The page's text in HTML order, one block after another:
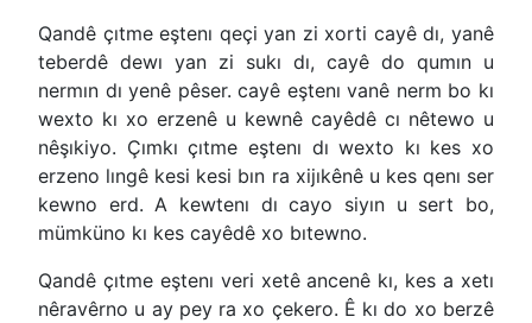
Qandê çıtme eştenı qeçi yan zi xorti cayê dı, yanê
teberdê dewı yan zi sukı dı, cayê do qumın u
nermın dı yenê pêser. cayê eştenı vanê nerm bo kı
wexto kı xo erzenê u kewnê cayêdê cı nêtewo u
nêşıkiyo. Çımkı çıtme eştenı dı wexto kı kes xo
erzeno lıngê kesi kesi bın ra xijıkênê u kes qenı ser
kewno erd. A kewtenı dı cayo siyın u sert bo,
mümküno kı kes cayêdê xo bıtewno.
Qandê çıtme eştenı veri xetê ancenê kı, kes a xetı
nêravêrno u ay pey ra xo çekero. Ê kı do xo berzê